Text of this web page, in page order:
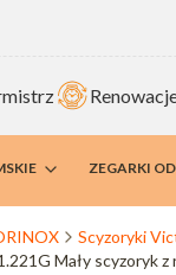
ZEGARKI
Scyzoryki
Mały scyzoryk